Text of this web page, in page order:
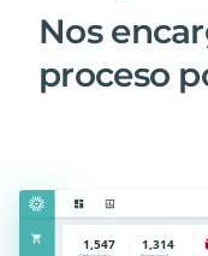
Nos
proceso